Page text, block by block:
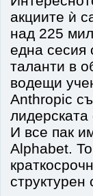
акциите ѝ
над 225
една сесия
таланти в
водещи
Anthropic
И все пак
Alphabet.
структурен